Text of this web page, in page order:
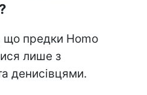
що предки Homo
лише з
денисівцями.